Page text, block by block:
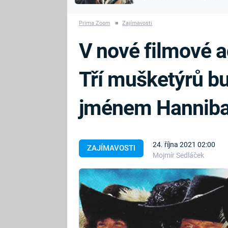
BRITSKÁ
RODINA
Prima Zoom ■ Zajímavosti
ZAJÍMAVOSTI
24. října 2021 02:00
Mojmír Sedláček
V nové filmové
Tří mušketýrů
jménem